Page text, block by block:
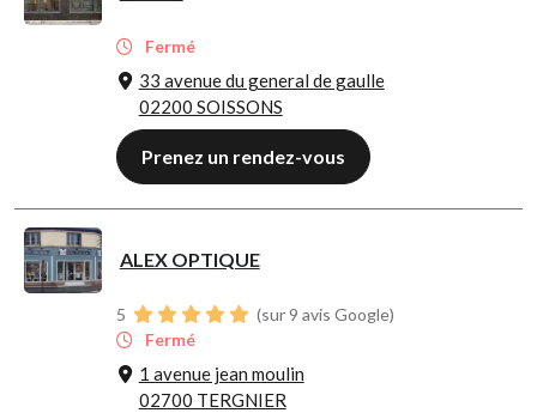
Fermé
33 avenue du general de gaulle
02200 SOISSONS
Prenez un rendez-vous
ALEX OPTIQUE
5
(sur 9 avis Google)
Fermé
1 avenue jean moulin
02700 TERGNIER